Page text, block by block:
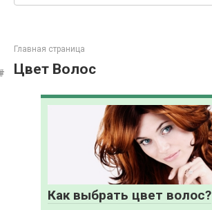
Главная страница
Цвет Волос
Как выбрать цвет волос?